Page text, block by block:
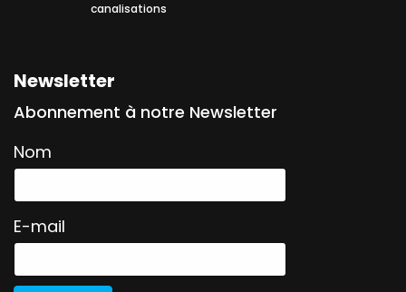
canalisations
Newsletter
Abonnement à notre Newsletter
Nom
E-mail